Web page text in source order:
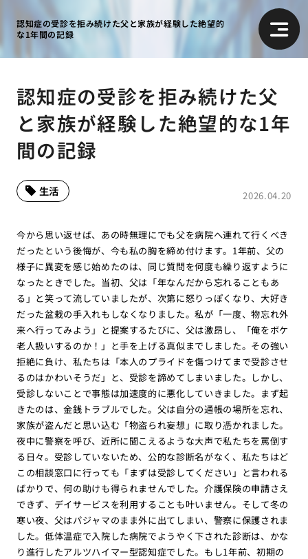
認知症の受診を拒み続けた父と家族が経験した絶望的
な1年間の記録
認知症の受診を拒み続けた父
と家族が経験した絶望的な1年
間の記録
2026.04.20
生活
今から思い返せば、あの時無理にでも父を病院へ連れて行くべき
だったという後悔が、今も私の胸を締め付けます。1年前、父の
様子に異変を感じ始めたのは、同じ質問を何度も繰り返すように
なったときでした。当初、父は「年なんだから忘れることもあ
る」と笑って流していましたが、次第に怒りっぽくなり、大好き
だった盆栽の手入れもしなくなりました。私が「一度、物忘れ外
来へ行ってみよう」と提案するたびに、父は激昂し、「俺をボケ
老人扱いするのか！」と手を上げる真似までしました。その強い
拒絶に負け、私たちは「本人のプライドを傷つけてまで受診させ
るのはかわいそうだ」と、受診を諦めてしまいました。しかし、
受診しないことで事態は加速度的に悪化していきました。まず起
きたのは、金銭トラブルでした。父は自分の通帳の場所を忘れ、
家族が盗んだと思い込む「物盗られ妄想」に取り憑かれました。
夜中に警察を呼び、近所に聞こえるような大声で私たちを罵倒す
る日々。受診していないため、公的な診断名がなく、私たちはど
この相談窓口に行っても「まずは受診してください」と言われる
ばかりで、何の助けも得られませんでした。介護保険の申請さえ
できず、デイサービスを利用することも叶いません。そして冬の
寒い夜、父はパジャマのまま外に出てしまい、警察に保護されま
した。低体温症で入院した病院でようやく下された診断は、かな
り進行したアルツハイマー型認知症でした。もし1年前、初期の